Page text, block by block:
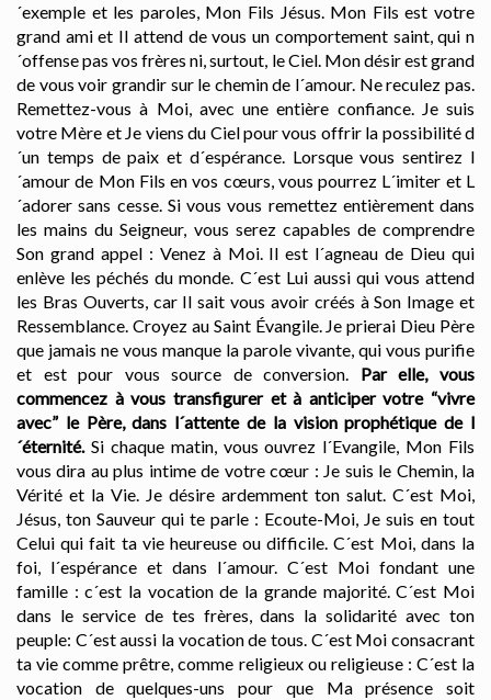
´exemple et les paroles, Mon Fils Jésus. Mon Fils est votre
grand ami et Il attend de vous un comportement saint, qui n
´offense pas vos frères ni, surtout, le Ciel. Mon désir est grand
de vous voir grandir sur le chemin de l´amour. Ne reculez pas.
Remettez-vous à Moi, avec une entière confiance. Je suis
votre Mère et Je viens du Ciel pour vous offrir la possibilité d
´un temps de paix et d´espérance. Lorsque vous sentirez l
´amour de Mon Fils en vos cœurs, vous pourrez L´imiter et L
´adorer sans cesse. Si vous vous remettez entièrement dans
les mains du Seigneur, vous serez capables de comprendre
Son grand appel : Venez à Moi. Il est l´agneau de Dieu qui
enlève les péchés du monde. C´est Lui aussi qui vous attend
les Bras Ouverts, car Il sait vous avoir créés à Son Image et
Ressemblance. Croyez au Saint Évangile. Je prierai Dieu Père
que jamais ne vous manque la parole vivante, qui vous purifie
et est pour vous source de conversion. Par elle, vous
commencez à vous transfigurer et à anticiper votre “vivre
avec” le Père, dans l´attente de la vision prophétique de l
´éternité. Si chaque matin, vous ouvrez l´Evangile, Mon Fils
vous dira au plus intime de votre cœur : Je suis le Chemin, la
Vérité et la Vie. Je désire ardemment ton salut. C´est Moi,
Jésus, ton Sauveur qui te parle : Ecoute-Moi, Je suis en tout
Celui qui fait ta vie heureuse ou difficile. C´est Moi, dans la
foi, l´espérance et dans l´amour. C´est Moi fondant une
famille : c´est la vocation de la grande majorité. C´est Moi
dans le service de tes frères, dans la solidarité avec ton
peuple: C´est aussi la vocation de tous. C´est Moi consacrant
ta vie comme prêtre, comme religieux ou religieuse : C´est la
vocation de quelques-uns pour que Ma présence soit